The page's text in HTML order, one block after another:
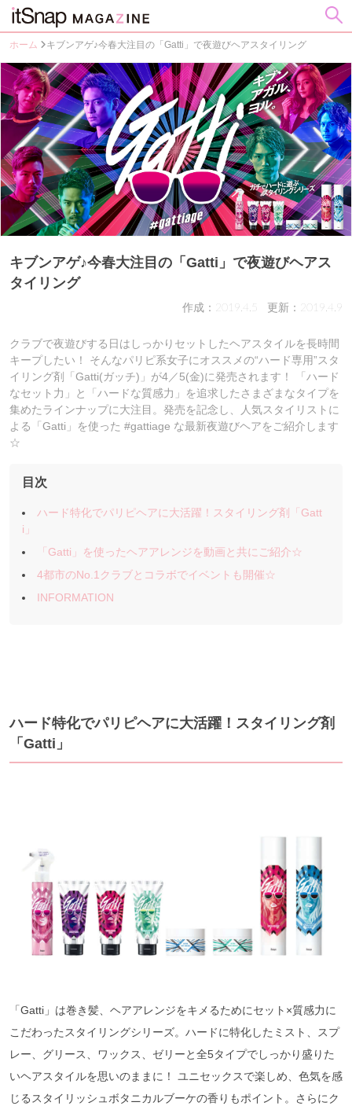
ホーム キブンアゲ♪今春大注目の「Gatti」で夜遊びヘアスタイリング
キブンアゲ♪今春大注目の「Gatti」で夜遊びヘアス
タイリング
作成：2019.4.5 更新：2019.4.9
クラブで夜遊びする日はしっかりセットしたヘアスタイルを長時間
キープしたい！ そんなパリピ系女子にオススメの“ハード専用”スタ
イリング剤「Gatti(ガッチ)」が4／5(金)に発売されます！ 「ハード
なセット力」と「ハードな質感力」を追求したさまざまなタイプを
集めたラインナップに大注目。発売を記念し、人気スタイリストに
よる「Gatti」を使った #gattiage な最新夜遊びヘアをご紹介します
☆
目次
ハード特化でパリピヘアに大活躍！スタイリング剤「Gatt
i」
「Gatti」を使ったヘアアレンジを動画と共にご紹介☆
4都市のNo.1クラブとコラボでイベントも開催☆
INFORMATION
ハード特化でパリピヘアに大活躍！スタイリング剤
「Gatti」
「Gatti」は巻き髪、ヘアアレンジをキメるためにセット×質感力に
こだわったスタイリングシリーズ。ハードに特化したミスト、スプ
レー、グリース、ワックス、ゼリーと全5タイプでしっかり盛りた
いヘアスタイルを思いのままに！ ユニセックスで楽しめ、色気を感
じるスタイリッシュボタニカルブーケの香りもポイント。さらにク